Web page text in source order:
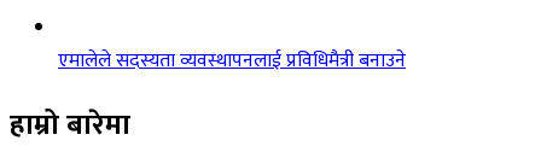
एमालेले सदस्यता व्यवस्थापनलाई प्रविधिमैत्री बनाउने
हाम्रो बारेमा